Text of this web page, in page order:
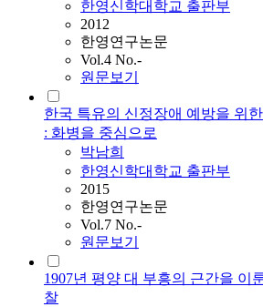
한영신학대학교 출판부
2012
한영연구논문
Vol.4 No.-
원문보기
한국 특유의 신정장애 예방을 위
: 화병을 중심으로
박남희
한영신학대학교 출판부
2015
한영연구논문
Vol.7 No.-
원문보기
1907년 평양 대 부흥의 근간을 이
찰